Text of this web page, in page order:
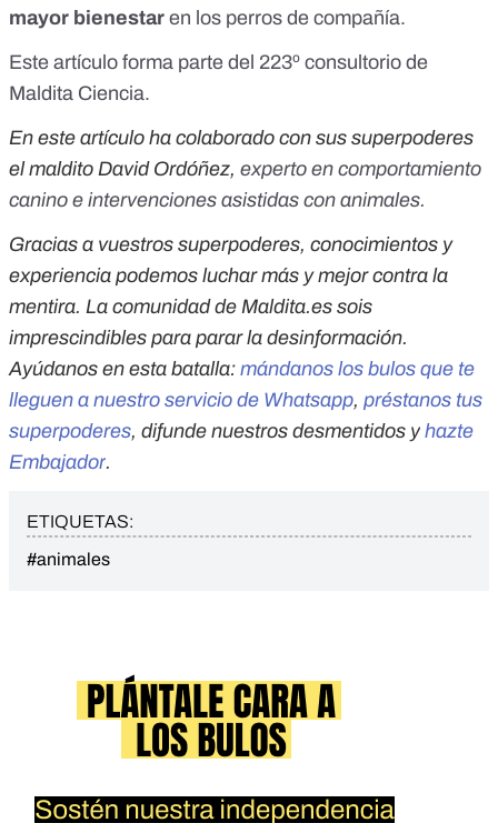
mayor bienestar en los perros de compañía.
Este artículo forma parte del 223º consultorio de
Maldita Ciencia.
En este artículo ha colaborado con sus superpoderes
el maldito David Ordóñez, experto en comportamiento
canino e intervenciones asistidas con animales.
Gracias a vuestros superpoderes, conocimientos y
experiencia podemos luchar más y mejor contra la
mentira. La comunidad de Maldita.es sois
imprescindibles para parar la desinformación.
Ayúdanos en esta batalla: mándanos los bulos que te
lleguen a nuestro servicio de Whatsapp, préstanos tus
superpoderes, difunde nuestros desmentidos y hazte
Embajador.
ETIQUETAS:
#animales